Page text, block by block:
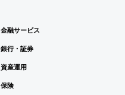
金融サービス
銀行・証券
資産運用
保険